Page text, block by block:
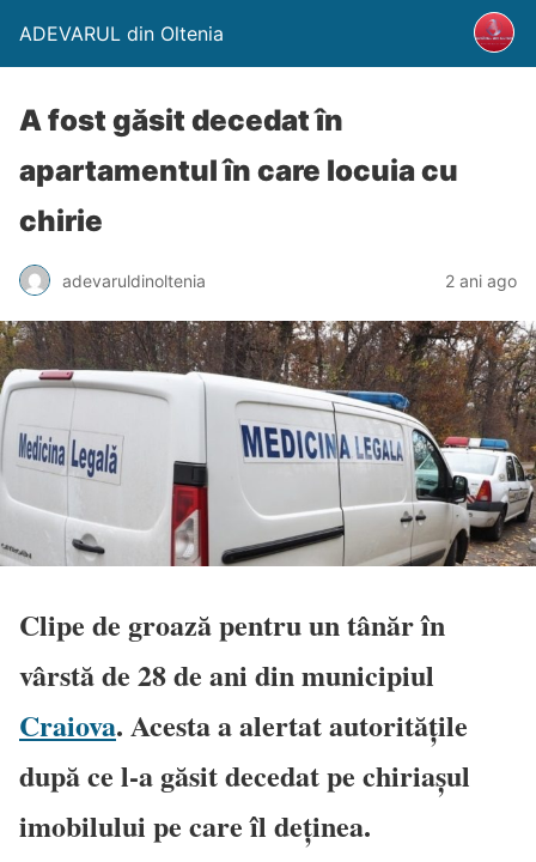
ADEVARUL din Oltenia
A fost găsit decedat în
apartamentul în care locuia cu
chirie
adevaruldinoltenia 2 ani ago
Clipe de groază pentru un tânăr în
vârstă de 28 de ani din municipiul
Craiova. Acesta a alertat autoritățile
după ce l-a găsit decedat pe chiriașul
imobilului pe care îl deținea.